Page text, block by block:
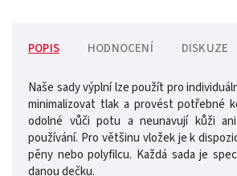
POPIS HODNOCENÍ DISKUZE
Naše sady výplní lze použít pro
minimalizovat tlak a provést potřebné
odolné vůči potu a neunavují kůži
používání. Pro většinu vložek je k
pěny nebo polyfilcu. Každá sada je
danou dečku.